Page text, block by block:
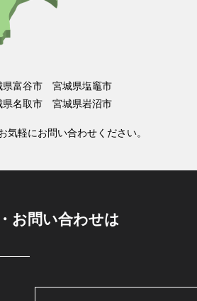
富谷市 宮城県塩竈市
県名取市 宮城県岩沼市
気軽にお問い合わせください。
お問い合わせは